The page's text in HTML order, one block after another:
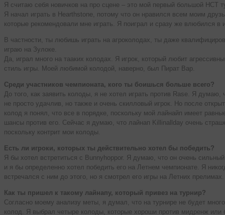
Я считаю себя новичков на про сцене – это мой первый большой HCT
Я начал играть в Hearthstone, потому что он нравился всем моим
которые рекомендовали мне играть. Я поиграл и сразу же влюбился в
В частности, ты любишь играть на агроколодах, ты даже
играю на Зулоке.
Да, играл много на тааких колодах. Я игрок, который любит
стиль игры. Моей любимой колодой, наверно, был Пират Вар.
Среди участников чемпионата, кого ты боишься больше всего?
До того, как заявить колоды, я не хотел играть против Rase. Я думаю,
не просто удачлив, но также и очень скилловый игрок. Но после
колод я понял, что все в порядке, поскольку мой лайнайп имеет
шансы против его. Сейчас я думаю, что лайнап Killinallday очень
поскольку контрит мои колоды.
Есть ли игроки, которых ты действительно хотел бы победить?
Я бы хотел встретиться с Bunnyhoppor. Я думаю, что он очень сильный
и я бы определенно хотел победить его на Летнем чемпионате. Я
встречался с ним до этого, но я смотрел его игры на Летних прелимах.
Как ты пришел к такому лайнапу, который привез на турнир?
Согласно моему анализу меты, я думал, что на турнире не будет
колод. Я выбрал четыре колоды, которые хороши против мидренж или